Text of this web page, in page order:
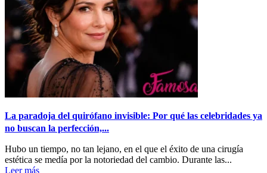
La paradoja del quirófano invisible: Por qué las celebridades ya
no buscan la perfección,...
Hubo un tiempo, no tan lejano, en el que el éxito de una cirugía
estética se medía por la notoriedad del cambio. Durante las...
Leer más